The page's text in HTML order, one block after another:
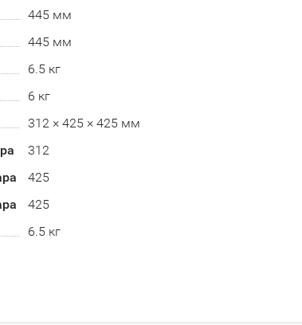
445 мм
445 мм
6.5 кг
6 кг
312 × 425 × 425 мм
312
425
425
6.5 кг